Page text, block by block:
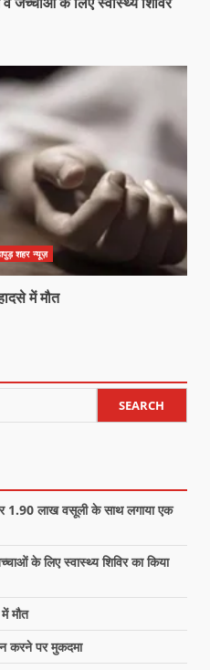
शहर न्यूज़
में मौत
SEARCH
1.90 लाख वसूली के साथ लगाया एक
के लिए स्वास्थ्य शिविर का किया
मौत
करने पर मुकदमा